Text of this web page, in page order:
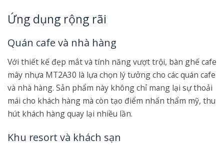
Ứng dụng rộng rãi
Quán cafe và nhà hàng
Với thiết kế đẹp mắt và tính năng vượt trội, bàn ghế cafe
mây nhựa MT2A30 là lựa chọn lý tưởng cho các quán cafe
và nhà hàng. Sản phẩm này không chỉ mang lại sự thoải
mái cho khách hàng mà còn tạo điểm nhấn thẩm mỹ, thu
hút khách hàng quay lại nhiều lần.
Khu resort và khách sạn